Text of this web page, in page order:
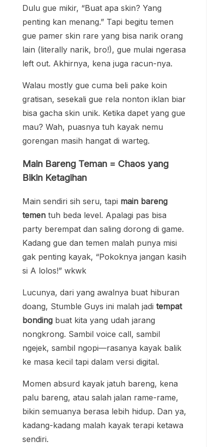
Dulu gue mikir, “Buat apa skin? Yang
penting kan menang.” Tapi begitu temen
gue pamer skin rare yang bisa narik orang
lain (literally narik, bro!), gue mulai ngerasa
left out. Akhirnya, kena juga racun-nya.
Walau mostly gue cuma beli pake koin
gratisan, sesekali gue rela nonton iklan biar
bisa gacha skin unik. Ketika dapet yang gue
mau? Wah, puasnya tuh kayak nemu
gorengan masih hangat di warteg.
Main Bareng Teman = Chaos yang
Bikin Ketagihan
Main sendiri sih seru, tapi main bareng
temen tuh beda level. Apalagi pas bisa
party berempat dan saling dorong di game.
Kadang gue dan temen malah punya misi
gak penting kayak, “Pokoknya jangan kasih
si A lolos!” wkwk
Lucunya, dari yang awalnya buat hiburan
doang, Stumble Guys ini malah jadi tempat
bonding buat kita yang udah jarang
nongkrong. Sambil voice call, sambil
ngejek, sambil ngopi—rasanya kayak balik
ke masa kecil tapi dalam versi digital.
Momen absurd kayak jatuh bareng, kena
palu bareng, atau salah jalan rame-rame,
bikin semuanya berasa lebih hidup. Dan ya,
kadang-kadang malah kayak terapi ketawa
sendiri.